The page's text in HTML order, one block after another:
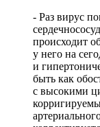
- Раз вирус
происходит
у него на
и
быть как
с высокими